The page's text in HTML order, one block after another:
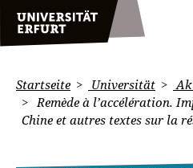
Startseite Universität
Remède à l’accélération.
Chine et autres textes sur la